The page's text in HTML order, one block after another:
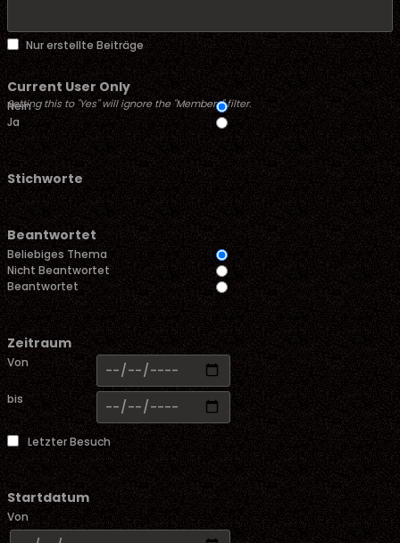
Nur erstellte Beiträge
Current User Only
Setting this to "Yes" will ignore the "Members" filter.
Nein
Ja
Stichworte
Beantwortet
Beliebiges Thema
Nicht Beantwortet
Beantwortet
Zeitraum
Von
bis
Letzter Besuch
Startdatum
Von